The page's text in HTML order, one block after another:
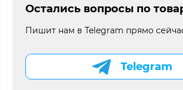
Остались вопросы по
Пишит нам в Telegram прямо
Telegram